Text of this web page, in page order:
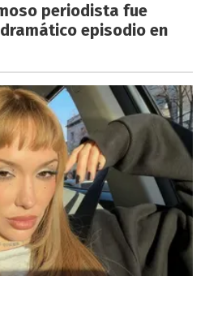
periodista fue
episodio en